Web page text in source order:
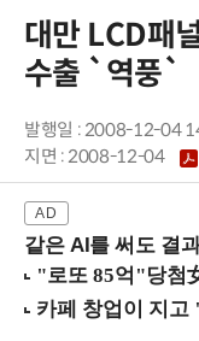
대만 LCD패
수출 `역풍`
발행일 : 2008-12-04
지면 :2008-12-04
같은 AI를 써도 결과